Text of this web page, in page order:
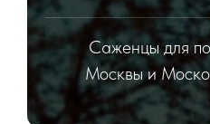
Саженцы для
Москвы и